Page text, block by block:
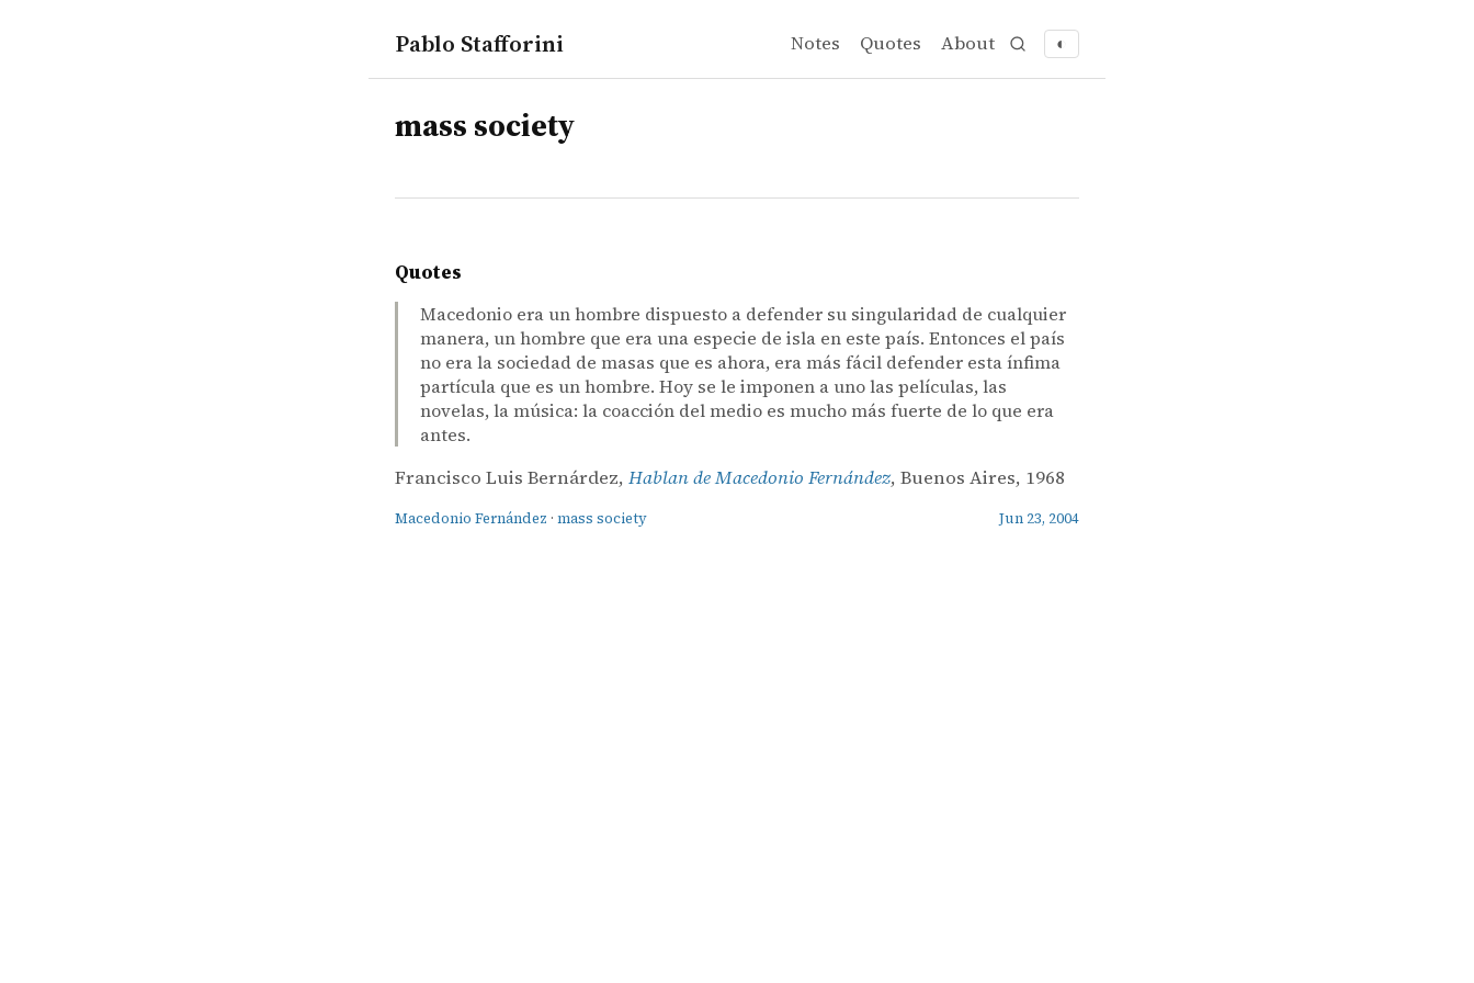
Pablo Stafforini Notes Quotes About ◐
tags
mass society
Quotes
Macedonio era un hombre dispuesto a defender su singularidad de cualquier
manera, un hombre que era una especie de isla en este país. Entonces el país
no era la sociedad de masas que es ahora, era más fácil defender esta ínfima
partícula que es un hombre. Hoy se le imponen a uno las películas, las
novelas, la música: la coacción del medio es mucho más fuerte de lo que era
antes.
Francisco Luis Bernárdez, Hablan de Macedonio Fernández, Buenos Aires, 1968
Macedonio Fernández · mass society Jun 23, 2004